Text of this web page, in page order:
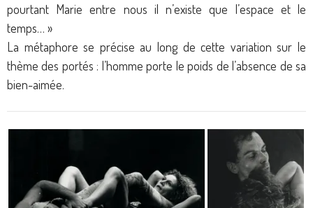
pourtant Marie entre nous il n’existe que l’espace et le
temps… »
La métaphore se précise au long de cette variation sur le
thème des portés : l’homme porte le poids de l’absence de sa
bien-aimée.